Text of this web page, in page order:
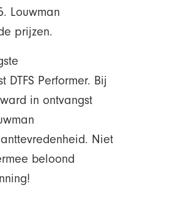
Louwman
prijzen.
Performer. Bij
in ontvangst
Niet
beloond